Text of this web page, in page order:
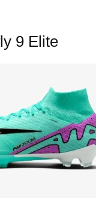
9 Elite